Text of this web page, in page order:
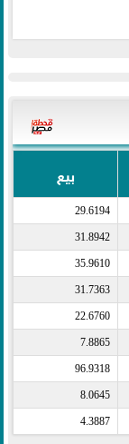
بيع
29.6194
31.8942
35.9610
31.7363
22.6760
7.8865
96.9318
8.0645
4.3887